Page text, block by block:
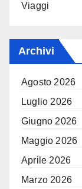
Viaggi
Archivi
Agosto 2026
Luglio 2026
Giugno 2026
Maggio 2026
Aprile 2026
Marzo 2026